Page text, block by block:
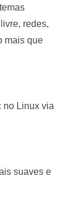
redes,
mais que
no Linux via
suaves e